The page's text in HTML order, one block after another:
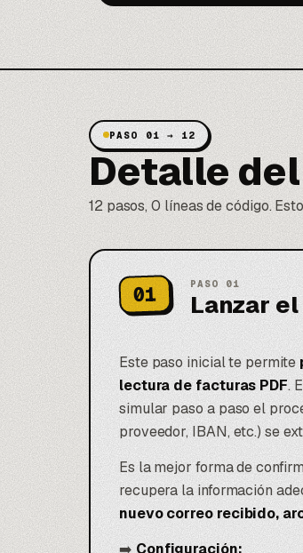
PASO 01 → 12
Detalle
12 pasos, 0 líneas de código.
01 PASO 01
Lanzar
Este paso inicial te permite
lectura de facturas PDF.
simular paso a paso el
proveedor, IBAN, etc.) se
Es la mejor forma de
recupera la información
nuevo correo recibido,
➡️ Configuración: